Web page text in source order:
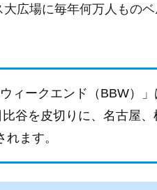
広場に毎年何万人もの
ウィークエンド（BBW）
谷を皮切りに、名古屋
ます。